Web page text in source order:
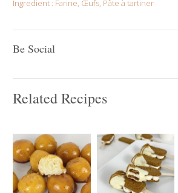
Ingredient : Farine, Œufs, Pâte à tartiner
Be Social
Related Recipes